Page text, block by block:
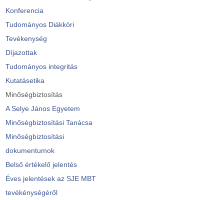
Konferencia
Tudományos Diákköri
Tevékenység
Díjazottak
Tudományos integritás
Kutatásetika
Minőségbiztosítás
A Selye János Egyetem
Minőségbiztosítási Tanácsa
Minőségbiztosítási
dokumentumok
Belső értékelő jelentés
Éves jelentések az SJE MBT
tevékénységéről